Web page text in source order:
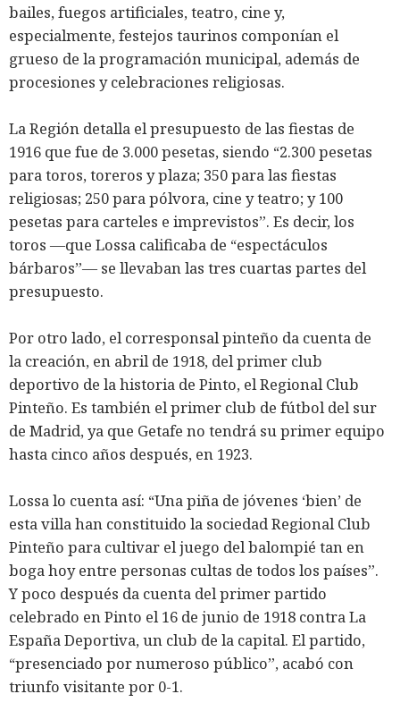
bailes, fuegos artificiales, teatro, cine y,
especialmente, festejos taurinos componían el
grueso de la programación municipal, además de
procesiones y celebraciones religiosas.
La Región detalla el presupuesto de las fiestas de
1916 que fue de 3.000 pesetas, siendo “2.300 pesetas
para toros, toreros y plaza; 350 para las fiestas
religiosas; 250 para pólvora, cine y teatro; y 100
pesetas para carteles e imprevistos”. Es decir, los
toros ―que Lossa calificaba de “espectáculos
bárbaros”― se llevaban las tres cuartas partes del
presupuesto.
Por otro lado, el corresponsal pinteño da cuenta de
la creación, en abril de 1918, del primer club
deportivo de la historia de Pinto, el Regional Club
Pinteño. Es también el primer club de fútbol del sur
de Madrid, ya que Getafe no tendrá su primer equipo
hasta cinco años después, en 1923.
Lossa lo cuenta así: “Una piña de jóvenes ‘bien’ de
esta villa han constituido la sociedad Regional Club
Pinteño para cultivar el juego del balompié tan en
boga hoy entre personas cultas de todos los países”.
Y poco después da cuenta del primer partido
celebrado en Pinto el 16 de junio de 1918 contra La
España Deportiva, un club de la capital. El partido,
“presenciado por numeroso público”, acabó con
triunfo visitante por 0-1.